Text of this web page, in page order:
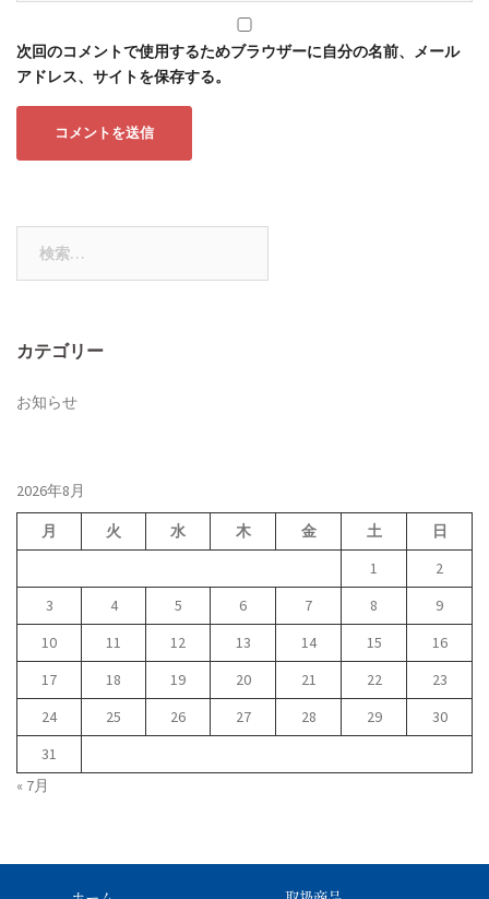
次回のコメントで使用するためブラウザーに自分の名前、メール
アドレス、サイトを保存する。
カテゴリー
お知らせ
2026年8月
月 火 水 木 金 土
日
1
2
3
4 5 6 7 8
9
10
11 12 13 14 15
16
17
18 19 20 21 22
23
24
25 26 27 28 29
30
31
« 7月